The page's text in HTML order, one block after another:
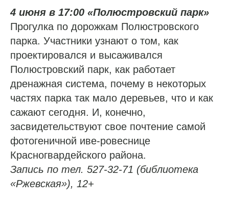
4 июня в 17:00 «Полюстровский парк»
Прогулка по дорожкам Полюстровского
парка. Участники узнают о том, как
проектировался и высаживался
Полюстровский парк, как работает
дренажная система, почему в некоторых
частях парка так мало деревьев, что и как
сажают сегодня. И, конечно,
засвидетельствуют свое почтение самой
фотогеничной иве-ровеснице
Красногвардейского района.
Запись по тел. 527-32-71 (библиотека
«Ржевская»), 12+